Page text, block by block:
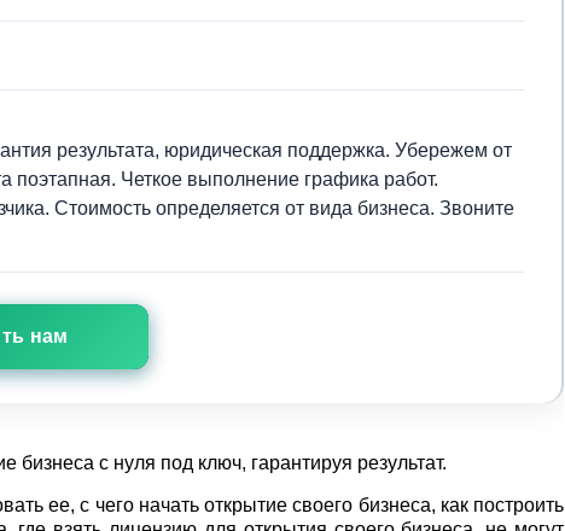
результата, юридическая поддержка. Убережем от
поэтапная. Четкое выполнение графика работ.
Стоимость определяется от вида бизнеса. Звоните
38-28
нам
с нуля под ключ, гарантируя результат.
ее, с чего начать открытие своего бизнеса, как построить